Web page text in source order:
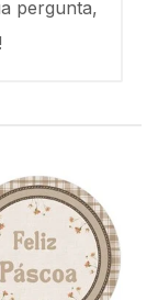
pergunta,